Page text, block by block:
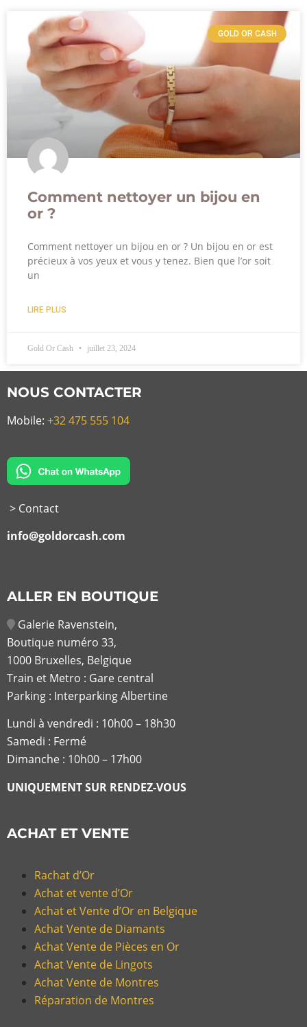
GOLD OR CASH
Comment nettoyer un bijou en
or ?
Comment nettoyer un bijou en or ? Un bijou en or est
précieux à vos yeux et vous y tenez. Bien que l’or soit
un
LIRE PLUS
Gold Or Cash juillet 23, 2024
NOUS CONTACTER
Mobile: +32 475 555 104
> Contact
info@goldorcash.com
ALLER EN BOUTIQUE
Galerie Ravenstein,
Boutique numéro 33,
1000 Bruxelles, Belgique
Train et Metro : Gare central
Parking : Interparking Albertine
Lundi à vendredi : 10h00 – 18h30
Samedi : Fermé
Dimanche : 10h00 – 17h00
UNIQUEMENT SUR RENDEZ-VOUS
ACHAT ET VENTE
Rachat d’Or
Achat et vente d’Or
Achat et Vente d’Or en Belgique
Achat Vente de Diamants
Achat Vente de Pièces en Or
Achat Vente de Lingots
Achat Vente de Montres
Réparation de Montres